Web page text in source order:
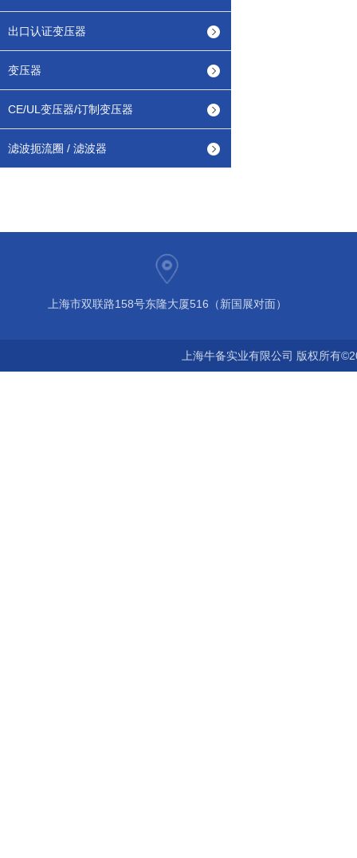
出口认证变压器
变压器
CE/UL变压器/订制变压器
滤波扼流圈 / 滤波器
上海市双联路158号东隆大厦516（新国展对面）
上海牛备实业有限公司 版权所有